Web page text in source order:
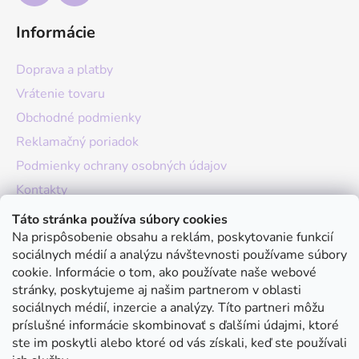
Táto stránka používa súbory cookies
Na prispôsobenie obsahu a reklám, poskytovanie funkcií
sociálnych médií a analýzu návštevnosti používame súbory
cookie. Informácie o tom, ako používate naše webové
stránky, poskytujeme aj našim partnerom v oblasti
sociálnych médií, inzercie a analýzy. Títo partneri môžu
príslušné informácie skombinovať s ďalšími údajmi, ktoré
ste im poskytli alebo ktoré od vás získali, keď ste používali
Informácie
Doprava a platby
Vrátenie tovaru
Obchodné podmienky
Reklamačný poriadok
Podmienky ochrany osobných údajov
Kontakty
O nás
Hodnotenie obchodu
Moja objednávka
Instagram